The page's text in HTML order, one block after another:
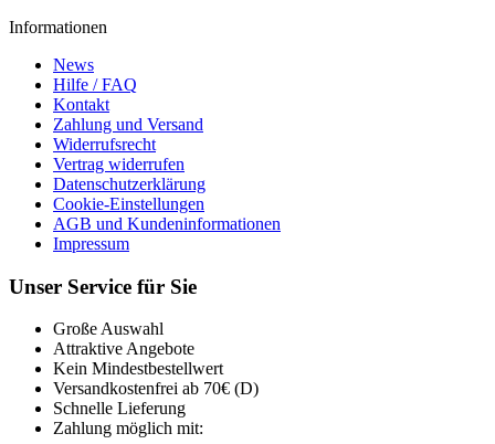
Informationen
News
Hilfe / FAQ
Kontakt
Zahlung und Versand
Widerrufsrecht
Vertrag widerrufen
Datenschutzerklärung
Cookie-Einstellungen
AGB und Kundeninformationen
Impressum
Unser Service für Sie
Große Auswahl
Attraktive Angebote
Kein Mindestbestellwert
Versandkostenfrei ab 70€ (D)
Schnelle Lieferung
Zahlung möglich mit: